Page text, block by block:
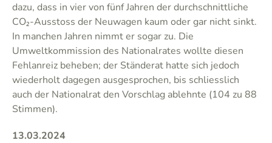
dazu, dass in vier von fünf Jahren der durchschnittliche
CO₂-Ausstoss der Neuwagen kaum oder gar nicht sinkt.
In manchen Jahren nimmt er sogar zu. Die
Umweltkommission des Nationalrates wollte diesen
Fehlanreiz beheben; der Ständerat hatte sich jedoch
wiederholt dagegen ausgesprochen, bis schliesslich
auch der Nationalrat den Vorschlag ablehnte (104 zu 88
Stimmen).
13.03.2024